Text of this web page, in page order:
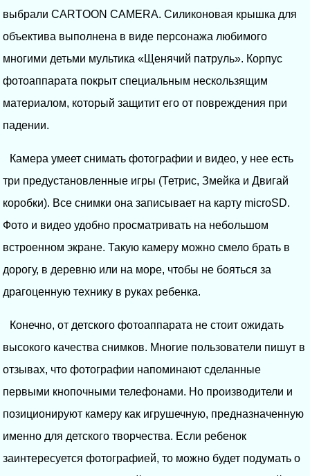
выбрали CARTOON CAMERA. Силиконовая крышка для
объектива выполнена в виде персонажа любимого
многими детьми мультика «Щенячий патруль». Корпус
фотоаппарата покрыт специальным нескользящим
материалом, который защитит его от повреждения при
падении.
Камера умеет снимать фотографии и видео, у нее есть
три предустановленные игры (Тетрис, Змейка и Двигай
коробки). Все снимки она записывает на карту microSD.
Фото и видео удобно просматривать на небольшом
встроенном экране. Такую камеру можно смело брать в
дорогу, в деревню или на море, чтобы не бояться за
драгоценную технику в руках ребенка.
Конечно, от детского фотоаппарата не стоит ожидать
высокого качества снимков. Многие пользователи пишут в
отзывах, что фотографии напоминают сделанные
первыми кнопочными телефонами. Но производители и
позиционируют камеру как игрушечную, предназначенную
именно для детского творчества. Если ребенок
заинтересуется фотографией, то можно будет подумать о